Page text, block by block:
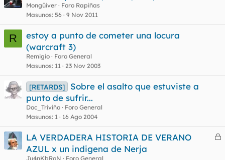
Mongüiver
Foro Rapiñas
Masunos 56 9 Nov 2011
R
estoy a punto de cometer una locura
(warcraft 3)
Remigio
Foro General
Masunos 11 23 Nov 2003
[RETARDS]
Sobre el asalto que estuviste a
punto de sufrir...
Doc_Triviño
Foro General
Masunos 1 16 Ago 2004
C
LA VERDADERA HISTORIA DE VERANO
AZUL x un indigena de Nerja
Ju4nKbRoN
Foro General